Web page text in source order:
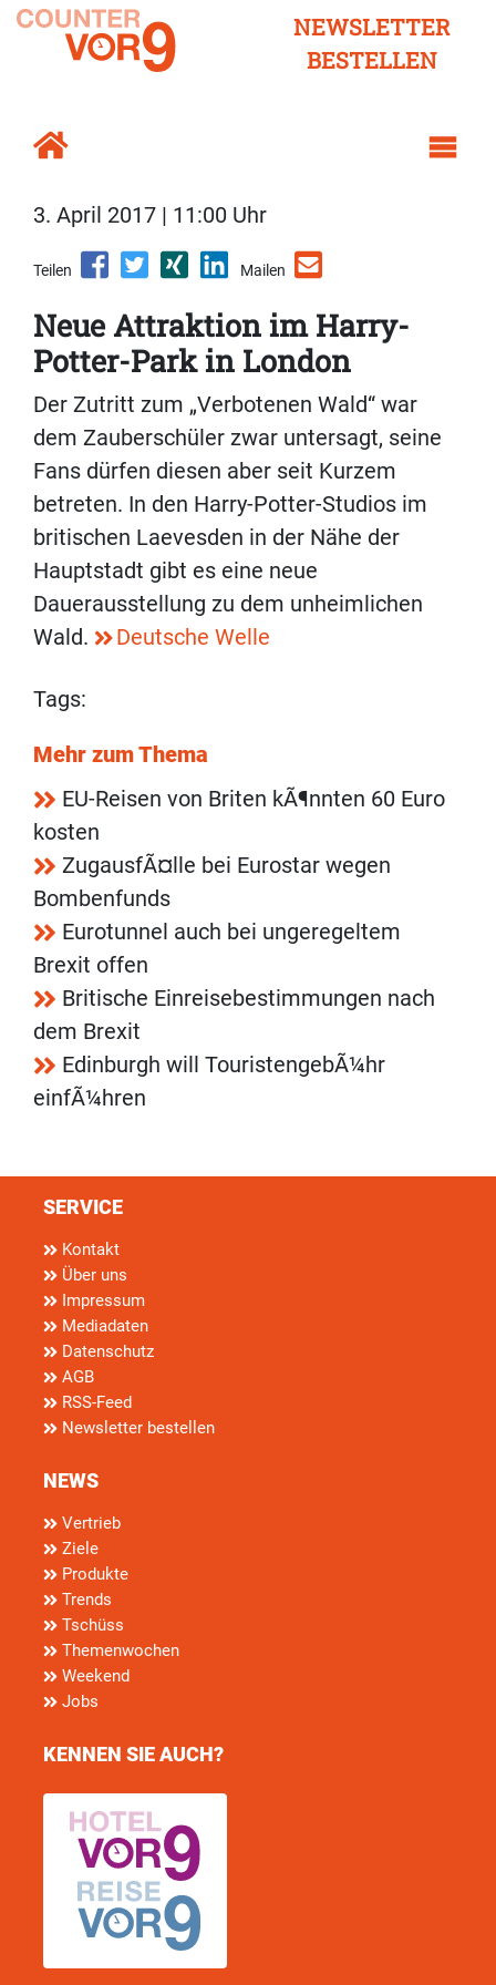
NEWSLETTER
BESTELLEN
3. April 2017 | 11:00 Uhr
Teilen Mailen
Neue Attraktion im Harry-
Potter-Park in London
Der Zutritt zum „Verbotenen Wald“ war
dem Zauberschüler zwar untersagt, seine
Fans dürfen diesen aber seit Kurzem
betreten. In den Harry-Potter-Studios im
britischen Laevesden in der Nähe der
Hauptstadt gibt es eine neue
Dauerausstellung zu dem unheimlichen
Wald.
Deutsche Welle
Tags:
Mehr zum Thema
EU-Reisen von Briten kÃ¶nnten 60 Euro
kosten
ZugausfÃ¤lle bei Eurostar wegen
Bombenfunds
Eurotunnel auch bei ungeregeltem
Brexit offen
Britische Einreisebestimmungen nach
dem Brexit
Edinburgh will TouristengebÃ¼hr
einfÃ¼hren
SERVICE
Kontakt
Über uns
Impressum
Mediadaten
Datenschutz
AGB
RSS-Feed
Newsletter bestellen
NEWS
Vertrieb
Ziele
Produkte
Trends
Tschüss
Themenwochen
Weekend
Jobs
KENNEN SIE AUCH?